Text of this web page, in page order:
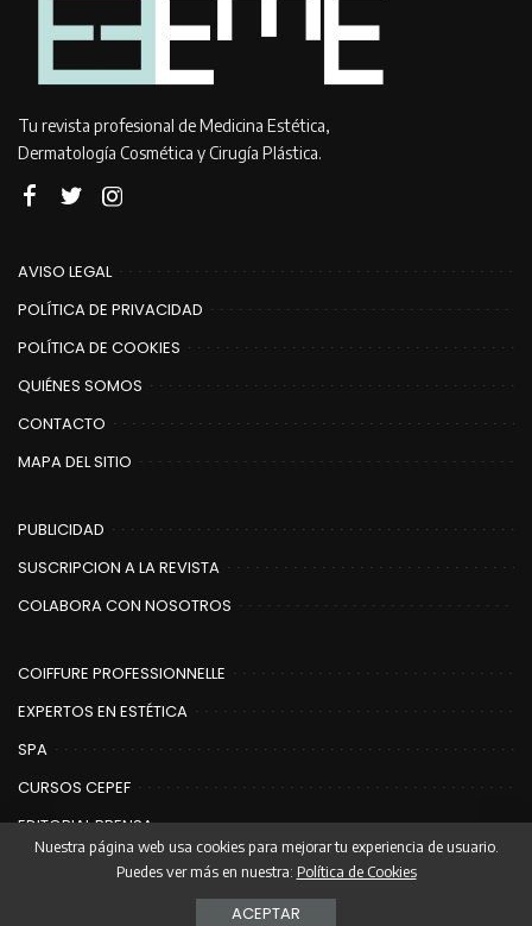
Tu revista profesional de Medicina Estética,
Dermatología Cosmética y Cirugía Plástica.
AVISO LEGAL
POLÍTICA DE PRIVACIDAD
POLÍTICA DE COOKIES
QUIÉNES SOMOS
CONTACTO
MAPA DEL SITIO
PUBLICIDAD
SUSCRIPCION A LA REVISTA
COLABORA CON NOSOTROS
COIFFURE PROFESSIONNELLE
EXPERTOS EN ESTÉTICA
SPA
CURSOS CEPEF
EDITORIAL PRENSA
© Copyright Editorial Prensa | Coiffure
Nuestra página web usa cookies para mejorar tu experiencia de usuario.
Puedes ver más en nuestra: Política de Cookies
ACEPTAR